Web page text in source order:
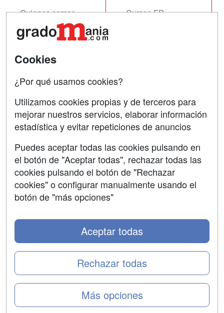
Quienes somos
Tarifas publicidad
Cursos FP
Contactar
Confidencialidad
Copyleft
SÍGUENOS EN:
Cookies
¿Por qué usamos cookies?
Utilizamos cookies propias y de terceros para
mejorar nuestros servicios, elaborar información
estadística y evitar repeticiones de anuncios
Puedes aceptar todas las cookies pulsando en
el botón de "Aceptar todas", rechazar todas las
cookies pulsando el botón de "Rechazar
cookies" o configurar manualmente usando el
botón de "más opciones"
Más opciones
Rechazar todas
Aceptar todas